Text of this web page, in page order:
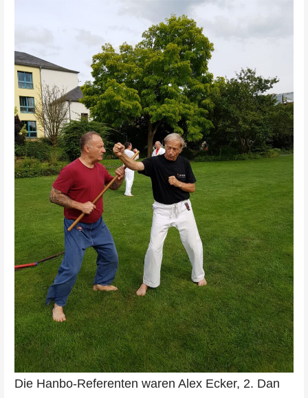
Die Hanbo-Referenten waren Alex Ecker, 2. Dan